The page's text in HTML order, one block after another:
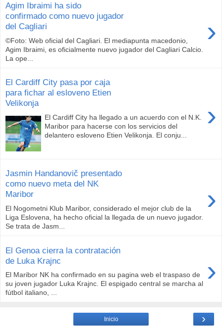
Agim Ibraimi ha sido
confirmado como nuevo jugador
del Cagliari
›
©Foto: Web oficial del Cagliari. El mediapunta macedonio,
Agim Ibraimi, es oficialmente nuevo jugador del Cagliari Calcio.
La ope...
El Cardiff City pasa por caja
para fichar al esloveno Etien
Velikonja
›
El Cardiff City ha llegado a un acuerdo con el N.K.
Maribor para hacerse con los servicios del
delantero esloveno Etien Velikonja. El conju...
Jasmin Handanovič presentado
como nuevo meta del NK
Maribor
›
El Nogometni Klub Maribor, considerado el mejor club de la
Liga Eslovena, ha hecho oficial la llegada de un nuevo jugador.
Se trata de Jasm...
El Genoa cierra la contratación
de Luka Krajnc
›
El Maribor NK ha confirmado en su pagina web el traspaso de
su joven jugador Luka Krajnc. El espigado central se marcha al
fútbol italiano, ...
›
Inicio